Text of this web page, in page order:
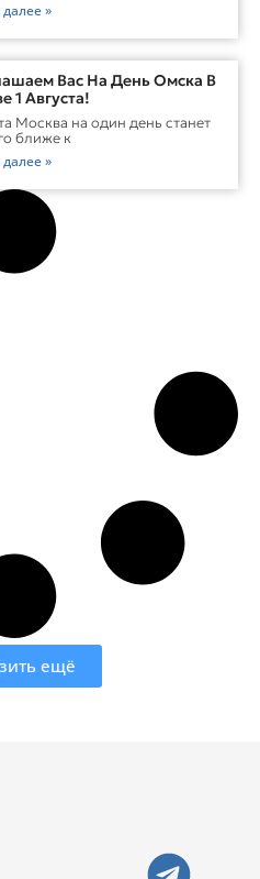
»
Вас На День Омска В
1 Августа!
Москва на один день станет
ближе к
»
ещё